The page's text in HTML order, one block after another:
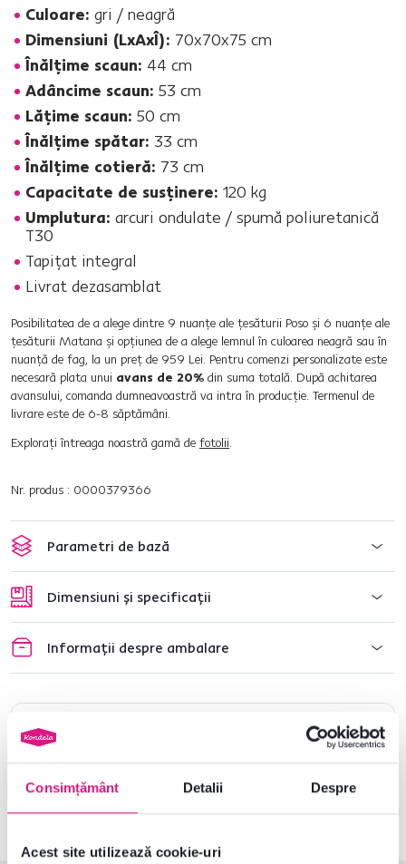
Consimțământ Detalii Despre
Acest site utilizează cookie-uri
Culoare: gri / neagră
Dimensiuni (LxAxÎ): 70x70x75 cm
Înălţime scaun: 44 cm
Adâncime scaun: 53 cm
Lăţime scaun: 50 cm
Înălţime spătar: 33 cm
Înălţime cotieră: 73 cm
Capacitate de susţinere: 120 kg
Umplutura: arcuri ondulate / spumă poliuretanică
T30
Tapiţat integral
Livrat dezasamblat
Posibilitatea de a alege dintre 9 nuanţe ale ţesăturii Poso şi 6 nuanţe ale
ţesăturii Matana şi opţiunea de a alege lemnul în culoarea neagră sau în
nuanţă de fag, la un preţ de 959 Lei. Pentru comenzi personalizate este
necesară plata unui avans de 20% din suma totală. După achitarea
avansului, comanda dumneavoastră va intra în producţie. Termenul de
livrare este de 6-8 săptămâni.
Exploraţi întreaga noastră gamă de fotolii.
Nr. produs : 0000379366
Parametri de bază
Dimensiuni și specificații
Informații despre ambalare
0040 359 228 037 Deschideți chat-ul